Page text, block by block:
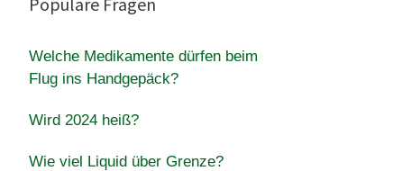
Welche Medikamente dürfen beim
Flug ins Handgepäck?
Wird 2024 heiß?
Wie viel Liquid über Grenze?